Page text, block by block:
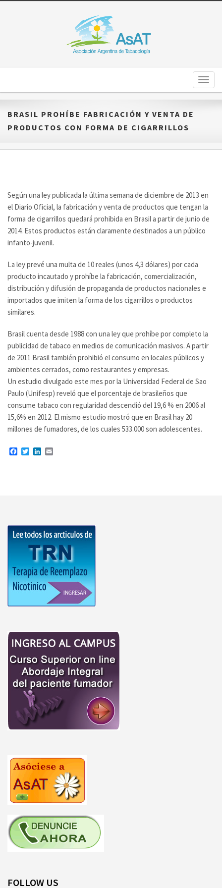
BRASIL PROHÍBE FABRICACIÓN Y VENTA DE
PRODUCTOS CON FORMA DE CIGARRILLOS
Según una ley publicada la última semana de diciembre de 2013 en
el Diario Oficial, la fabricación y venta de productos que tengan la
forma de cigarrillos quedará prohibida en Brasil a partir de junio de
2014. Estos productos están claramente destinados a un público
infanto-juvenil.
La ley prevé una multa de 10 reales (unos 4,3 dólares) por cada
producto incautado y prohíbe la fabricación, comercialización,
distribución y difusión de propaganda de productos nacionales e
importados que imiten la forma de los cigarrillos o productos
similares.
Brasil cuenta desde 1988 con una ley que prohíbe por completo la
publicidad de tabaco en medios de comunicación masivos. A partir
de 2011 Brasil también prohibió el consumo en locales públicos y
ambientes cerrados, como restaurantes y empresas.
Un estudio divulgado este mes por la Universidad Federal de Sao
Paulo (Unifesp) reveló que el porcentaje de brasileños que
consume tabaco con regularidad descendió del 19,6 % en 2006 al
15,6% en 2012. El mismo estudio mostró que en Brasil hay 20
millones de fumadores, de los cuales 533.000 son adolescentes.
Facebook
TwitterLinkedIn
FOLLOW US